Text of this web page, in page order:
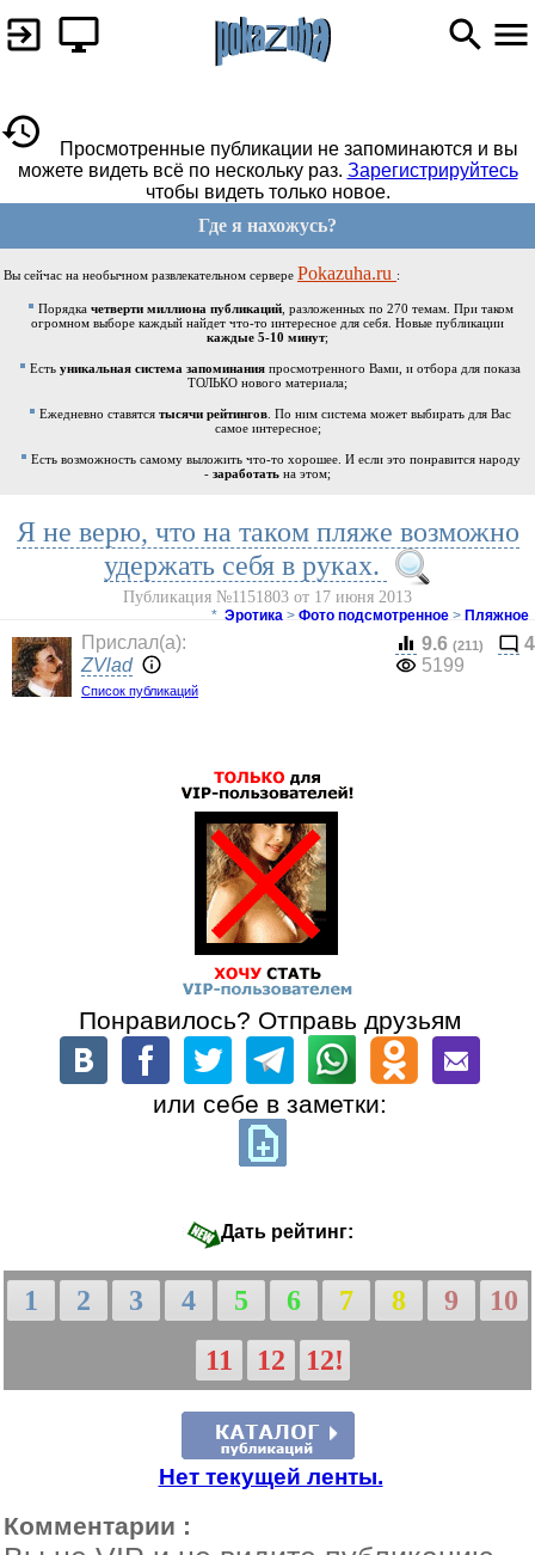
Просмотренные публикации не запоминаются и вы
можете видеть всё по нескольку раз. Зарегистрируйтесь
чтобы видеть только новое.
Где я нахожусь?
Вы сейчас на необычном развлекательном сервере Pokazuha.ru :
Порядка четверти миллиона публикаций, разложенных по 270 темам. При таком
огромном выборе каждый найдет что-то интересное для себя. Новые публикации
каждые 5-10 минут;
Есть уникальная система запоминания просмотренного Вами, и отбора для показа
ТОЛЬКО нового материала;
Ежедневно ставятся тысячи рейтингов . По ним система может выбирать для Вас
самое интересное;
Есть возможность самому выложить что-то хорошее. И если это понравится народу
- заработать на этом;
Я не верю, что на таком пляже возможно
удержать себя в руках.
Публикация №1151803 от 17 июня 2013
* Эротика > Фото подсмотренное > Пляжное
Прислал(a):
ZVlad
Список публикаций
9.6 (211)
4
5199
Понравилось? Отправь друзьям
или себе в заметки:
Дать рейтинг:
1 2 3 4 5 6 7 8 9
10
11
12 12!
Нет текущей ленты.
Комментарии :